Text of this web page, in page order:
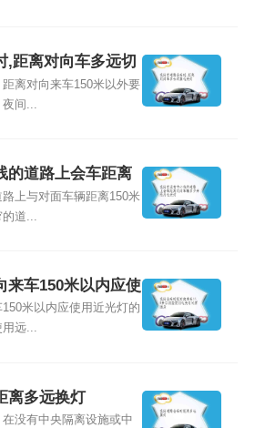
,距离对向车多远切
离对向来车150米以外要
间...
的道路上会车距离
用近光灯
上与对面车辆距离150米
道...
来车150米以内应使
米以内应使用近光灯的
用远...
离多远换灯
没有中央隔离设施或中